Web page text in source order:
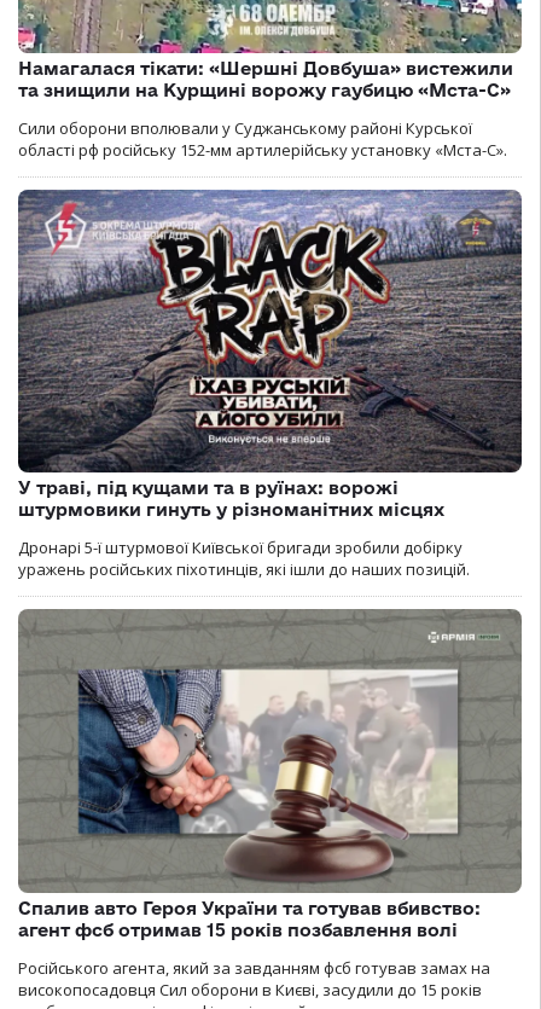
Намагалася тікати: «Шершні Довбуша» вистежили
та знищили на Курщині ворожу гаубицю «Мста-С»
Сили оборони вполювали у Суджанському районі Курської
області рф російську 152-мм артилерійську установку «Мста-С».
У траві, під кущами та в руїнах: ворожі
штурмовики гинуть у різноманітних місцях
Дронарі 5-ї штурмової Київської бригади зробили добірку
уражень російських піхотинців, які ішли до наших позицій.
Спалив авто Героя України та готував вбивство:
агент фсб отримав 15 років позбавлення волі
Російського агента, який за завданням фсб готував замах на
високопосадовця Сил оборони в Києві, засудили до 15 років